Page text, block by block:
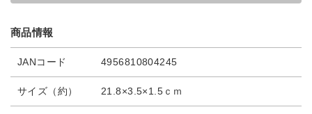
商品情報
JANコード 4956810804245
サイズ（約） 21.8×3.5×1.5ｃｍ